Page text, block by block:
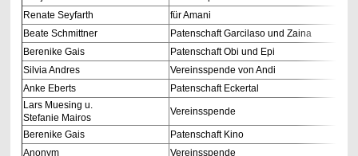
Renate Seyfarth
für Amani
Beate Schmittner
Patenschaft Garcilaso und Zaina
Berenike Gais
Patenschaft Obi und Epi
Silvia Andres
Vereinsspende von Andi
Anke Eberts
Patenschaft Eckertal
Lars Muesing u.
Stefanie Mairos
Vereinsspende
Berenike Gais
Patenschaft Kino
Anonym
Vereinsspende